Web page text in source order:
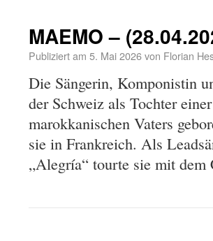
MAEMO –
Publiziert am 5. Mai 2026von Florian
Die Sängerin, Komponistin
der Schweiz als Tochter
marokkanischen Vaters
sie in Frankreich. Als
„Alegría“ tourte sie mit